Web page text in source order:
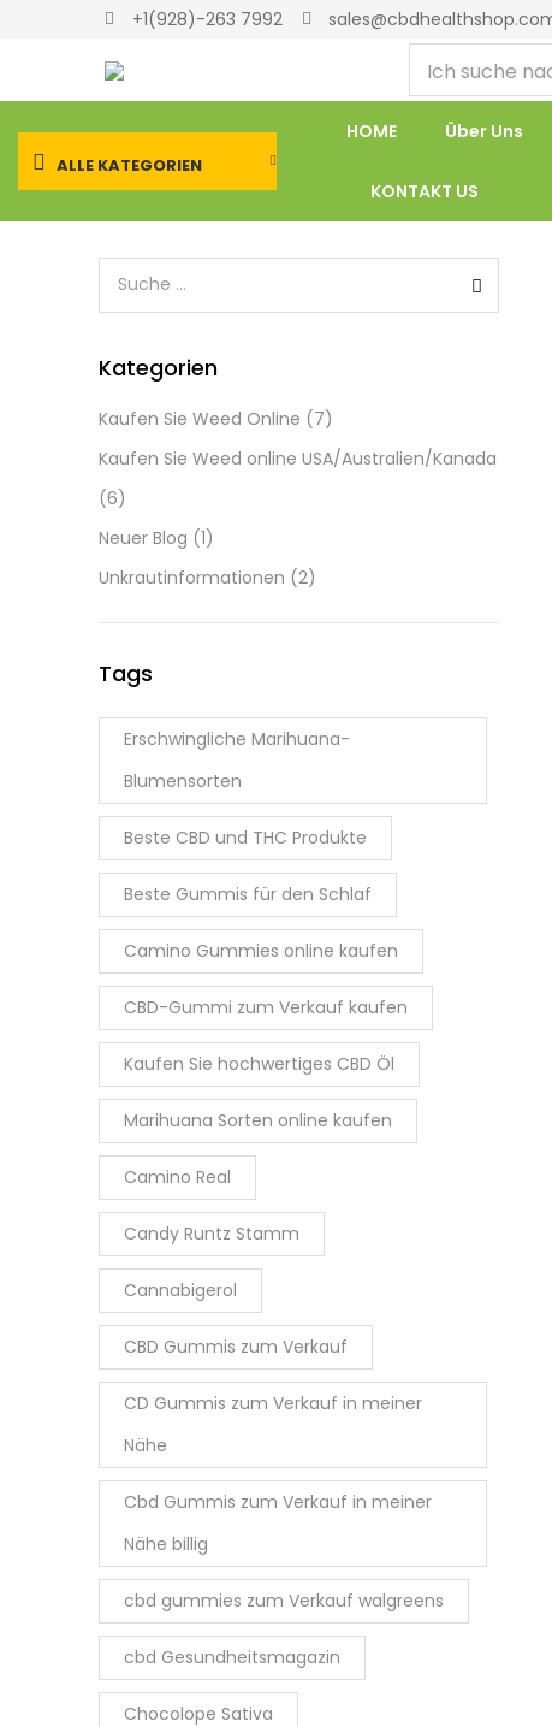
+1(928)-263 7992
ALLE KATEGORIEN
HOME Über Uns
KONTAKT US
Kategorien
Kaufen Sie Weed Online (7)
Kaufen Sie Weed online USA/Australien/Kanada
(6)
Neuer Blog (1)
Unkrautinformationen (2)
Tags
Erschwingliche Marihuana-
Blumensorten
Beste CBD und THC Produkte
Beste Gummis für den Schlaf
Camino Gummies online kaufen
CBD-Gummi zum Verkauf kaufen
Kaufen Sie hochwertiges CBD Öl
Marihuana Sorten online kaufen
Camino Real
Candy Runtz Stamm
Cannabigerol
CBD Gummis zum Verkauf
CD Gummis zum Verkauf in meiner
Nähe
Cbd Gummis zum Verkauf in meiner
Nähe billig
cbd gummies zum Verkauf walgreens
cbd Gesundheitsmagazin
Chocolope Sativa